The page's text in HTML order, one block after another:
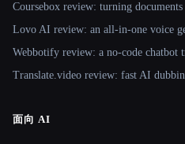
Coursebox review: turning
Lovo AI review: an all-in-one voice
Webbotify review: a no-code chatbot
Translate.video review: fast AI
面向 AI